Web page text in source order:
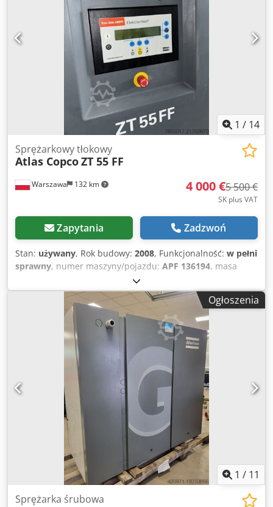
1 / 14
Warszawa 132 km
Sprężarkowy tłokowy
Atlas CopcoZT 55 FF
4 000 €5 500 €
SK plus VAT
Zapytania Zadzwoń
Stan: używany, Rok budowy: 2008, Funkcjonalność: w pełni
sprawny, numer maszyny/pojazdu: APF 136194, masa
, całkowita długość:
szerokość:1 450 mm, całkowita wysokość:2 200 mm,
wymagana długość przestrzeni:
3 000 mm
, wymagana
1 600 mm , producent silników: ABB, rodzaj
elektryczny
, Kompresor Śrubowy z Falownikiem
ATLAS COPCO ZT 55 VSD 18.5kW 3.35m3/min 13bar
Profesjonalny poziom obsługi oraz wysokiej jakości towary
oferowane przez nasza firmę- „sprawdzone” rynkowo-
gwarantują udaną współprace z Państwem. Dajemy
gwarancję na używane spręzarki i osuszacze! Naszym
atutem jest całodobowy serwis sprężarek. Kompresor
Śrubowy z Falownikiem ATLAS COPCO GA18VSD 18.5kW
3.35m3/min 13bar Csdpjy Amh Hofx Aayeha Technicznie
sprawny, gotowy do pracy
Ogłoszenia
1 / 11
Sprężarka śrubowa